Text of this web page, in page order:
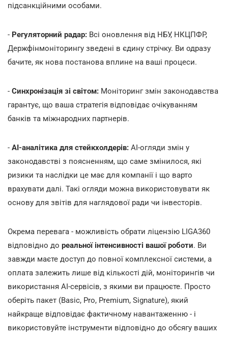
підсанкційними особами.
- Регуляторний радар: Всі оновлення від НБУ, НКЦПФР,
Держфінмоніторингу зведені в єдину стрічку. Ви одразу
бачите, як нова постанова вплине на ваші процеси.
- Синхронізація зі світом: Моніторинг змін законодавства
гарантує, що ваша стратегія відповідає очікуванням
банків та міжнародних партнерів.
- AI-аналітика для стейкхолдерів: AI-огляди змін у
законодавстві з поясненням, що саме змінилося, які
ризики та наслідки це має для компанії і що варто
врахувати далі. Такі огляди можна використовувати як
основу для звітів для наглядової ради чи інвесторів.
Окрема перевага - можливість обрати ліцензію LIGA360
відповідно до реальної інтенсивності вашої роботи. Ви
завжди маєте доступ до повної комплексної системи, а
оплата залежить лише від кількості дій, моніторингів чи
використання AI-сервісів, з якими ви працюєте. Просто
оберіть пакет (Basic, Pro, Premium, Signature), який
найкраще відповідає фактичному навантаженню - і
використовуйте інструменти відповідно до обсягу ваших